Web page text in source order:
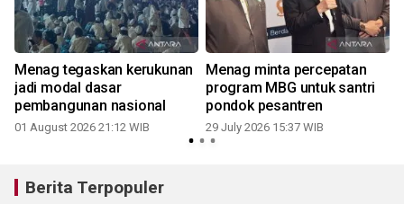
Menag tegaskan kerukunan
jadi modal dasar
pembangunan nasional
01 August 2026 21:12 WIB
Menag minta percepatan
program MBG untuk santri
pondok pesantren
29 July 2026 15:37 WIB
Berita Terpopuler